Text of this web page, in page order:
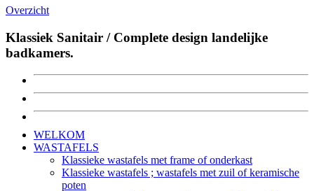
Overzicht
Klassiek Sanitair / Complete design landelijke
badkamers.
WELKOM
WASTAFELS
Klassieke wastafels met frame of onderkast
Klassieke wastafels ; wastafels met zuil of keramische
poten